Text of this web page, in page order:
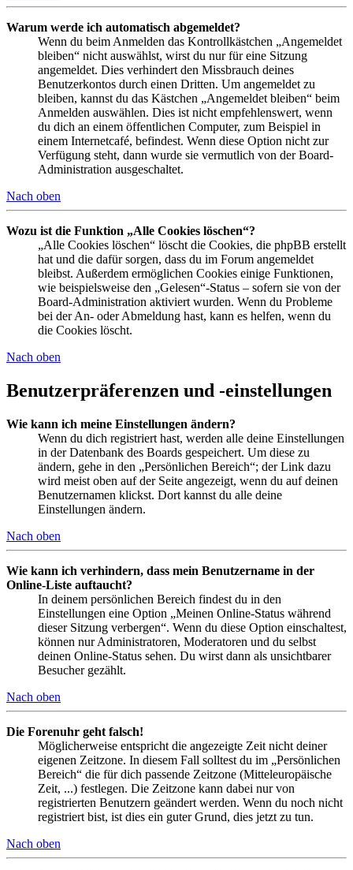
Warum werde ich automatisch abgemeldet?
Wenn du beim Anmelden das Kontrollkästchen „Angemeldet
bleiben“ nicht auswählst, wirst du nur für eine Sitzung
angemeldet. Dies verhindert den Missbrauch deines
Benutzerkontos durch einen Dritten. Um angemeldet zu
bleiben, kannst du das Kästchen „Angemeldet bleiben“ beim
Anmelden auswählen. Dies ist nicht empfehlenswert, wenn
du dich an einem öffentlichen Computer, zum Beispiel in
einem Internetcafé, befindest. Wenn diese Option nicht zur
Verfügung steht, dann wurde sie vermutlich von der Board-
Administration ausgeschaltet.
Nach oben
Wozu ist die Funktion „Alle Cookies löschen“?
„Alle Cookies löschen“ löscht die Cookies, die phpBB erstellt
hat und die dafür sorgen, dass du im Forum angemeldet
bleibst. Außerdem ermöglichen Cookies einige Funktionen,
wie beispielsweise den „Gelesen“-Status – sofern sie von der
Board-Administration aktiviert wurden. Wenn du Probleme
bei der An- oder Abmeldung hast, kann es helfen, wenn du
die Cookies löscht.
Nach oben
Benutzerpräferenzen und -einstellungen
Wie kann ich meine Einstellungen ändern?
Wenn du dich registriert hast, werden alle deine Einstellungen
in der Datenbank des Boards gespeichert. Um diese zu
ändern, gehe in den „Persönlichen Bereich“; der Link dazu
wird meist oben auf der Seite angezeigt, wenn du auf deinen
Benutzernamen klickst. Dort kannst du alle deine
Einstellungen ändern.
Nach oben
Wie kann ich verhindern, dass mein Benutzername in der
Online-Liste auftaucht?
In deinem persönlichen Bereich findest du in den
Einstellungen eine Option „Meinen Online-Status während
dieser Sitzung verbergen“. Wenn du diese Option einschaltest,
können nur Administratoren, Moderatoren und du selbst
deinen Online-Status sehen. Du wirst dann als unsichtbarer
Besucher gezählt.
Nach oben
Die Forenuhr geht falsch!
Möglicherweise entspricht die angezeigte Zeit nicht deiner
eigenen Zeitzone. In diesem Fall solltest du im „Persönlichen
Bereich“ die für dich passende Zeitzone (Mitteleuropäische
Zeit, ...) festlegen. Die Zeitzone kann dabei nur von
registrierten Benutzern geändert werden. Wenn du noch nicht
registriert bist, ist dies ein guter Grund, dies jetzt zu tun.
Nach oben